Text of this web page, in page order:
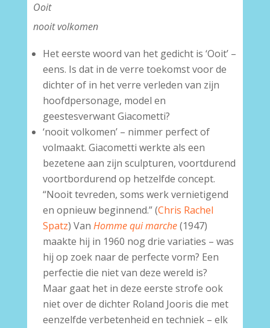
Ooit
nooit volkomen
Het eerste woord van het gedicht is ‘Ooit’ –
eens. Is dat in de verre toekomst voor de
dichter of in het verre verleden van zijn
hoofdpersonage, model en
geestesverwant Giacometti?
‘nooit volkomen’ – nimmer perfect of
volmaakt. Giacometti werkte als een
bezetene aan zijn sculpturen, voortdurend
voortbordurend op hetzelfde concept.
“Nooit tevreden, soms werk vernietigend
en opnieuw beginnend.” (Chris Rachel
Spatz) Van Homme qui marche(1947)
maakte hij in 1960 nog drie variaties – was
hij op zoek naar de perfecte vorm? Een
perfectie die niet van deze wereld is?
Maar gaat het in deze eerste strofe ook
niet over de dichter Roland Jooris die met
eenzelfde verbetenheid en techniek – elk